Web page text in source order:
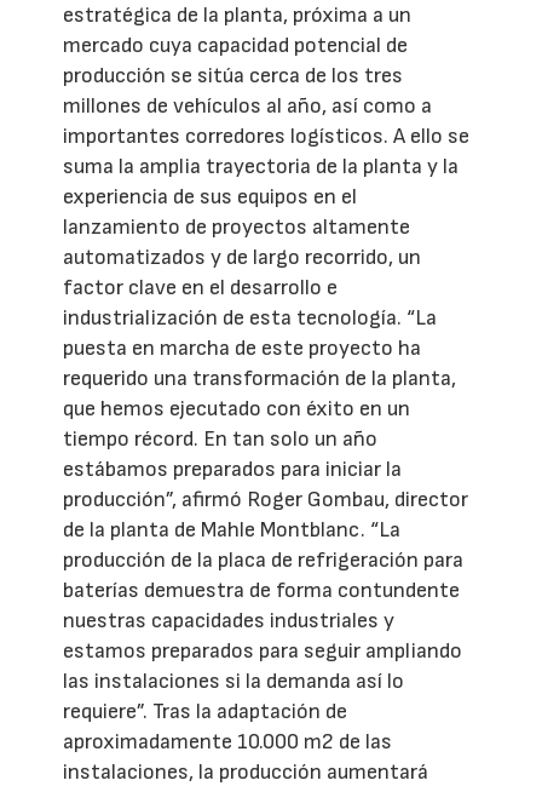
estratégica de la planta, próxima a un
mercado cuya capacidad potencial de
producción se sitúa cerca de los tres
millones de vehículos al año, así como a
importantes corredores logísticos. A ello se
suma la amplia trayectoria de la planta y la
experiencia de sus equipos en el
lanzamiento de proyectos altamente
automatizados y de largo recorrido, un
factor clave en el desarrollo e
industrialización de esta tecnología. “La
puesta en marcha de este proyecto ha
requerido una transformación de la planta,
que hemos ejecutado con éxito en un
tiempo récord. En tan solo un año
estábamos preparados para iniciar la
producción”, afirmó Roger Gombau, director
de la planta de Mahle Montblanc. “La
producción de la placa de refrigeración para
baterías demuestra de forma contundente
nuestras capacidades industriales y
estamos preparados para seguir ampliando
las instalaciones si la demanda así lo
requiere”. Tras la adaptación de
aproximadamente 10.000 m2 de las
instalaciones, la producción aumentará